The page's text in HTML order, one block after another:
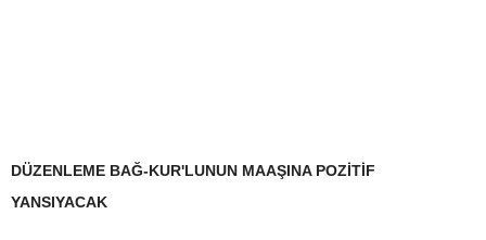
DÜZENLEME BAĞ-KUR'LUNUN MAAŞINA POZİTİF
YANSIYACAK